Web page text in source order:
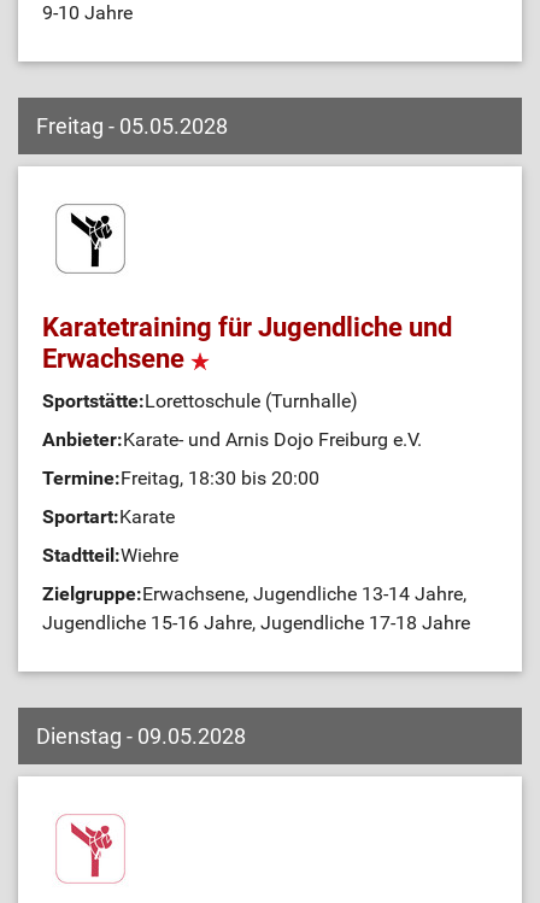
9-10 Jahre
Freitag - 05.05.2028
Karatetraining für Jugendliche und
Erwachsene
Sportstätte:Lorettoschule (Turnhalle)
Anbieter:Karate- und Arnis Dojo Freiburg e.V.
Termine:Freitag, 18:30 bis 20:00
Sportart:Karate
Stadtteil:Wiehre
Zielgruppe:Erwachsene, Jugendliche 13-14 Jahre,
Jugendliche 15-16 Jahre, Jugendliche 17-18 Jahre
Dienstag - 09.05.2028